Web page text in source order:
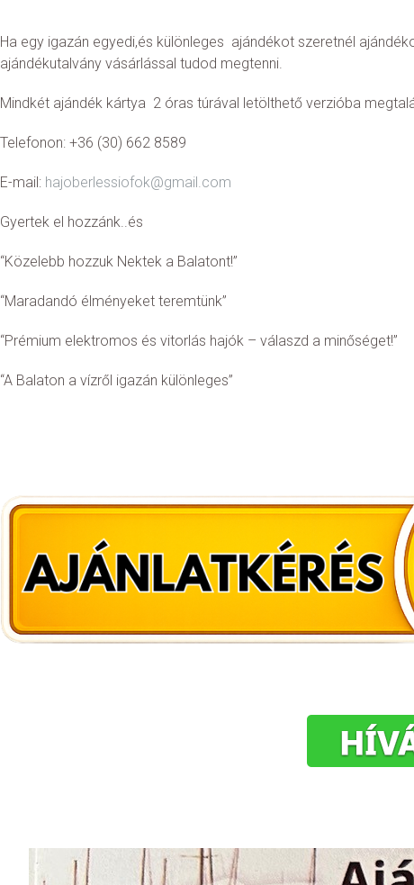
Ha egy igazán egyedi,és különleges ajándékot szeretnél
ajándékutalvány vásárlással tudod megtenni.
Mindkét ajándék kártya 2 óras túrával letölthető verzióba
Telefonon: +36 (30) 662 8589
E-mail: hajoberlessiofok@gmail.com
Gyertek el hozzánk..és
“Közelebb hozzuk Nektek a Balatont!”
“Maradandó élményeket teremtünk”
“Prémium elektromos és vitorlás hajók – válaszd a minőséget!”
“A Balaton a vízről igazán különleges”